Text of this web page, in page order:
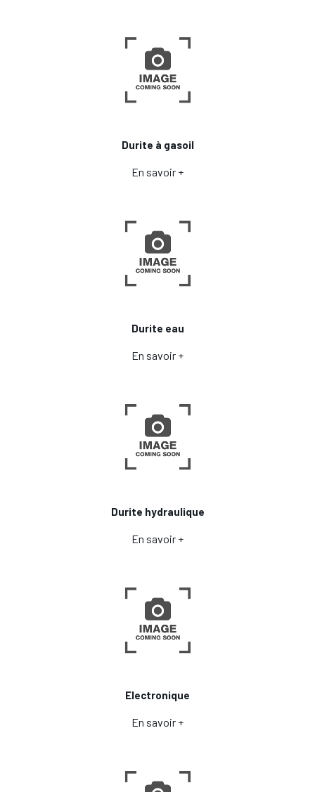
Durite à gasoil
En savoir +
Durite eau
En savoir +
Durite hydraulique
En savoir +
Electronique
En savoir +